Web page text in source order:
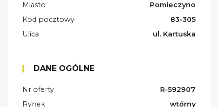
Miasto
Pomieczyno
Kod pocztowy
83-305
Ulica
ul. Kartuska
DANE OGÓLNE
Nr oferty
R-592907
Rynek
wtórny